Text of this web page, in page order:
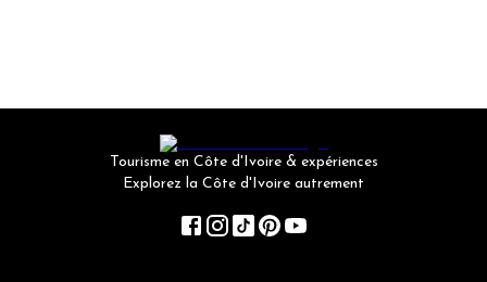
Tourisme en Côte d'Ivoire & expériences
Explorez la Côte d'Ivoire autrement